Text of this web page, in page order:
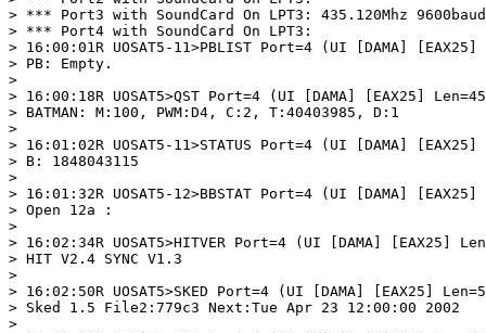
> *** Port3 with SoundCard On LPT3: 435.120Mhz 9600baud
> *** Port4 with SoundCard On LPT3:
> 16:00:01R UOSAT5-11>PBLIST Port=4 (UI [DAMA]
> PB: Empty.
>
> 16:00:18R UOSAT5>QST Port=4 (UI [DAMA] [EAX25]
> BATMAN: M:100, PWM:D4, C:2, T:40403985, D:1
>
> 16:01:02R UOSAT5-11>STATUS Port=4 (UI [DAMA]
> B: 1848043115
>
> 16:01:32R UOSAT5-12>BBSTAT Port=4 (UI [DAMA]
> Open 12a :
>
> 16:02:34R UOSAT5>HITVER Port=4 (UI [DAMA] [EAX25]
> HIT V2.4 SYNC V1.3
>
> 16:02:50R UOSAT5>SKED Port=4 (UI [DAMA] [EAX25]
> Sked 1.5 File2:779c3 Next:Tue Apr 23 12:00:00 2002
>